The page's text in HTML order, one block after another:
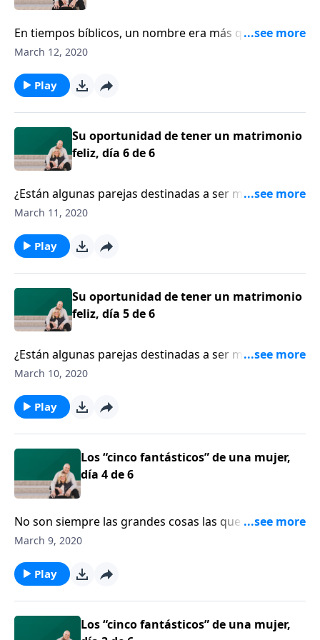
En tiempos bíblicos, un nombre era más que una
simple forma de dirigirnos a alguna persona. El
carácter de la persona. Entonces, ¿qué podemos
aprender sobre Dios por medio de estudíar sus
diversos nombres de Dios y del poderoso significado
detrás de estos nombres.
March 12, 2020
Play
Su oportunidad de tener un matrimonio
feliz, día 6 de 6
¿Están algunas parejas destinadas a ser más felices
que otras? La escritora Shaunti Feldhahn asegura que
especialmente cuando entran al pacto matrimonial
con todo el corazón, decididas a permanecer
March 11, 2020
Play
Su oportunidad de tener un matrimonio
feliz, día 5 de 6
¿Están algunas parejas destinadas a ser más felices
que otras? La escritora Shaunti Feldhahn asegura que
especialmente cuando entran al pacto matrimonial
con todo el corazón, decididas a permanecer
March 10, 2020
Play
Los “cinco fantásticos” de una mujer,
día 4 de 6
No son siempre las grandes cosas las que componen
un buen matrimonio. Las cosas pequeñas tienen un
que, a lo mejor, deberíamos empezar a hacerlas.
March 9, 2020
Play
Los “cinco fantásticos” de una mujer,